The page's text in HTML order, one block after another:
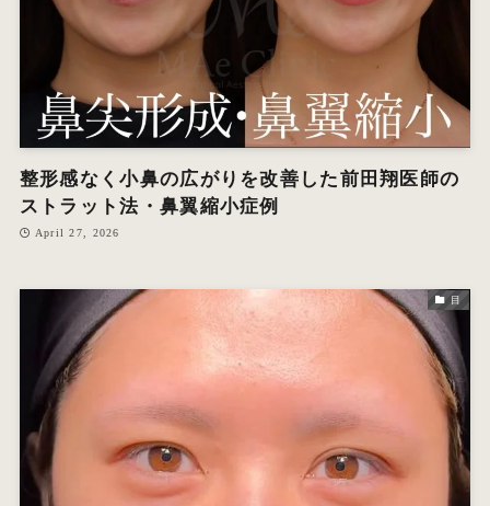
整形感なく小鼻の広がりを改善した前田翔医師の
ストラット法・鼻翼縮小症例
April 27, 2026
目